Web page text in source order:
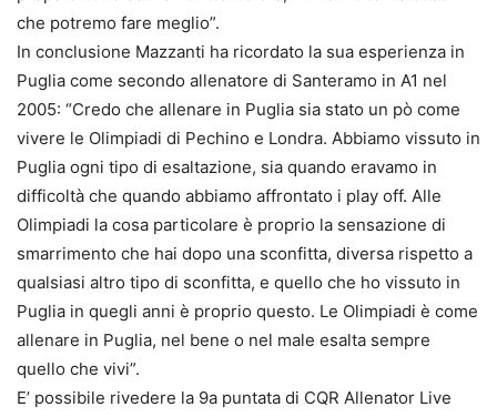
che potremo fare meglio”.
In conclusione Mazzanti ha ricordato la sua esperienza in
Puglia come secondo allenatore di Santeramo in A1 nel
2005: “Credo che allenare in Puglia sia stato un pò come
vivere le Olimpiadi di Pechino e Londra. Abbiamo vissuto in
Puglia ogni tipo di esaltazione, sia quando eravamo in
difficoltà che quando abbiamo affrontato i play off. Alle
Olimpiadi la cosa particolare è proprio la sensazione di
smarrimento che hai dopo una sconfitta, diversa rispetto a
qualsiasi altro tipo di sconfitta, e quello che ho vissuto in
Puglia in quegli anni è proprio questo. Le Olimpiadi è come
allenare in Puglia, nel bene o nel male esalta sempre
quello che vivi”.
E’ possibile rivedere la 9a puntata di CQR Allenator Live